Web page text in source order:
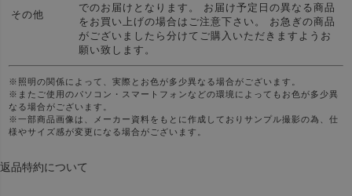
その他
でのお届けとなります。 お届け予定日の異なる商品
をお買い上げの場合はご注意下さい。 お急ぎの商品
がございましたら分けてご購入いただきますようお
願い致します。
※照明の関係によって、実際とお色が多少異なる場合がございます。
※またご使用のパソコン・スマートフォンなどの環境によってもお色が多少異
なる場合がございます。
※一部商品画像は、メーカー資料をもとに作成しておりサンプル撮影の為、仕
様やサイズ感が変更になる場合がございます。
返品特約について